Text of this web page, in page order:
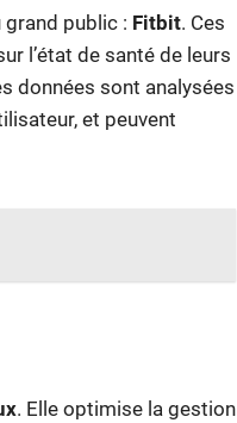
public : Fitbit. Ces
l’état de santé de leurs
données sont analysées
et peuvent
. Elle optimise la gestion